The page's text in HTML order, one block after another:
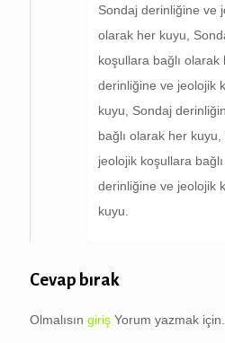
Sondaj derinliğine ve
olarak her kuyu,
koşullara bağlı
derinliğine ve jeolojik
kuyu, Sondaj
bağlı olarak her
jeolojik koşullara
derinliğine ve jeolojik
kuyu.
Cevap bırak
Olmalısın giriş Yorum yazmak için.